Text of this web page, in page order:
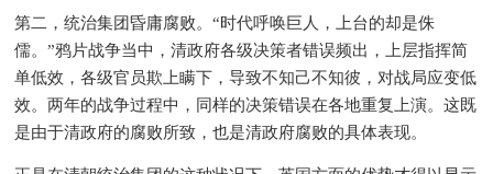
第二，统治集团昏庸腐败。“时代呼唤巨人，上台的却是侏
儒。”鸦片战争当中，清政府各级决策者错误频出，上层指挥简
单低效，各级官员欺上瞒下，导致不知己不知彼，对战局应变低
效。两年的战争过程中，同样的决策错误在各地重复上演。这既
是由于清政府的腐败所致，也是清政府腐败的具体表现。